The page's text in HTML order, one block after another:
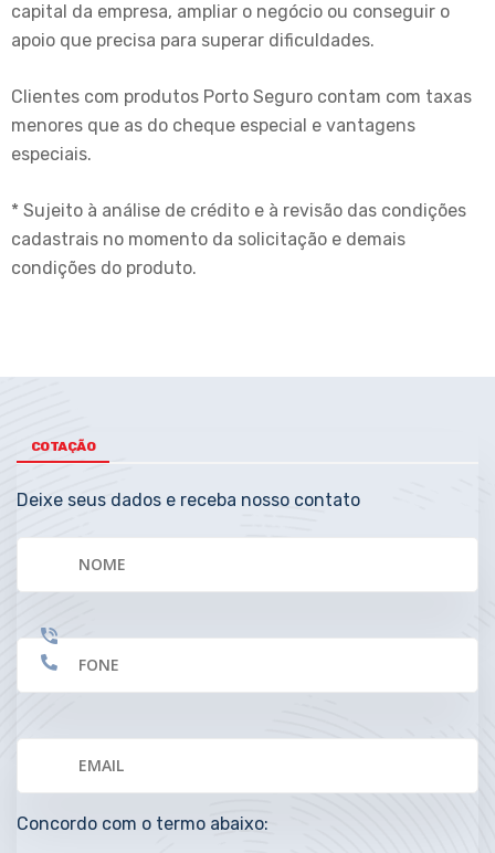
capital da empresa, ampliar o negócio ou conseguir o
apoio que precisa para superar dificuldades.
Clientes com produtos Porto Seguro contam com taxas
menores que as do cheque especial e vantagens
especiais.
* Sujeito à análise de crédito e à revisão das condições
cadastrais no momento da solicitação e demais
condições do produto.
COTAÇÃO
Deixe seus dados e receba nosso contato
Concordo com o termo abaixo: